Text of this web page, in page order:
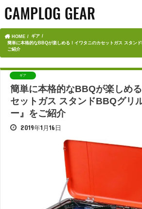
HOME
ギア
簡単に本格的なBBQが楽しめる！イワタニのカセットガス スタン
ご紹介
ギア
簡単に本格的なBBQが楽しめ
セットガス スタンドBBQグリ
ー』をご紹介
2019年1月16日